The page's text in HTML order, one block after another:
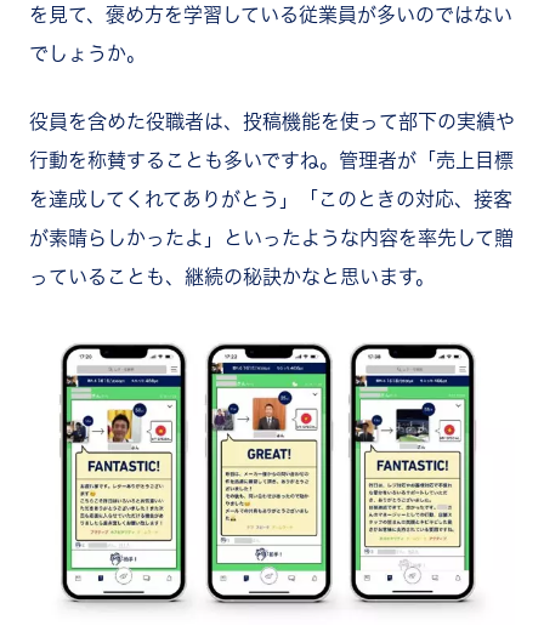
を見て、褒め方を学習している従業員が多いのではない
でしょうか。
役員を含めた役職者は、投稿機能を使って部下の実績や
行動を称賛することも多いですね。管理者が「売上目標
を達成してくれてありがとう」「このときの対応、接客
が素晴らしかったよ」といったような内容を率先して贈
っていることも、継続の秘訣かなと思います。